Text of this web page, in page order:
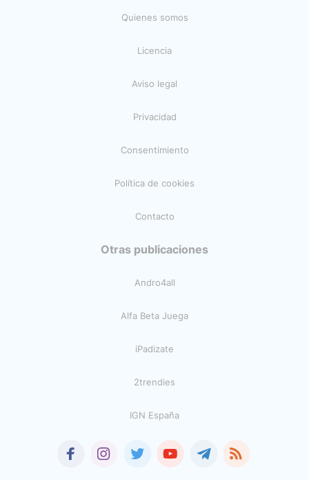
Quienes somos
Licencia
Aviso legal
Privacidad
Consentimiento
Política de cookies
Contacto
Otras publicaciones
Andro4all
Alfa Beta Juega
iPadizate
2trendies
IGN España